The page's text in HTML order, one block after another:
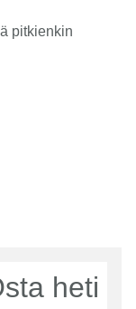
pitkienkin
heti